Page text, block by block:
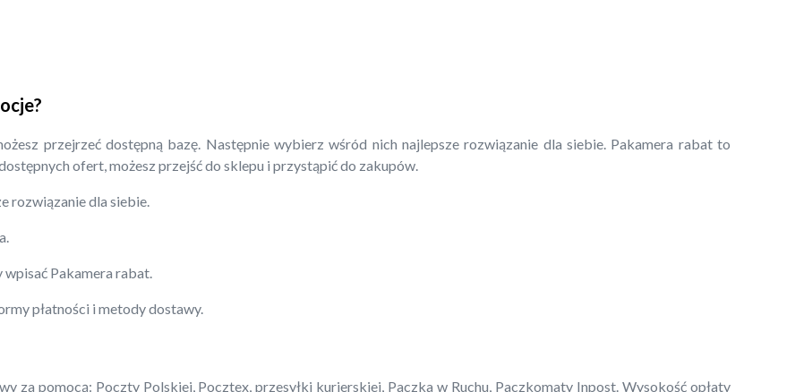
przejrzeć dostępną bazę. Następnie wybierz wśród nich najlepsze rozwiązanie dla siebie. Pakamera rabat to
ofert, możesz przejść do sklepu i przystąpić do zakupów.
rozwiązanie dla siebie.
Pakamera rabat.
płatności i metody dostawy.
za pomocą: Poczty Polskiej, Pocztex, przesyłki kurierskiej, Paczka w Ruchu, Paczkomaty Inpost. Wysokość opłaty